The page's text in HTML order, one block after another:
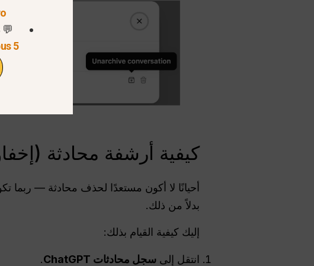
كيفية أرشفة محادثة
أحيانًا لا أكون مستعدًا لحذف محادثة — ربما
بدلاً من ذلك.
إليك كيفية القيام بذلك:
انتقل إلى سجل محادثات ChatGPT
.
💬
5